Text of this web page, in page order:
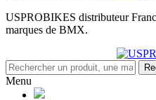
USPROBIKES distributeur
marques de BMX.
Menu